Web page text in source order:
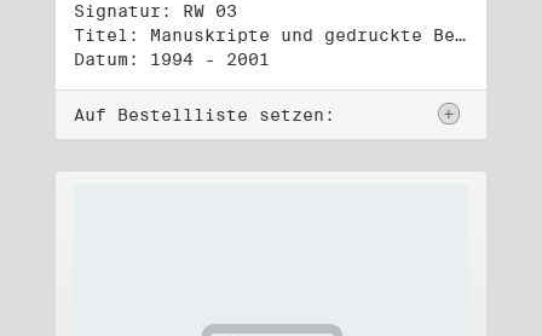
Signatur: RW 03
Titel: Manuskripte und gedruckte Belege (3)
Datum: 1994 - 2001
Auf Bestellliste setzen: